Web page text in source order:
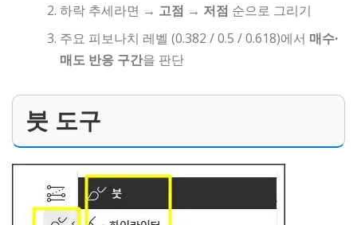
하락 추세라면 → 고점 → 저점 순으로 그리기
주요 피보나치 레벨 (0.382 / 0.5 / 0.618)에서 매수·
매도 반응 구간을 판단
붓 도구